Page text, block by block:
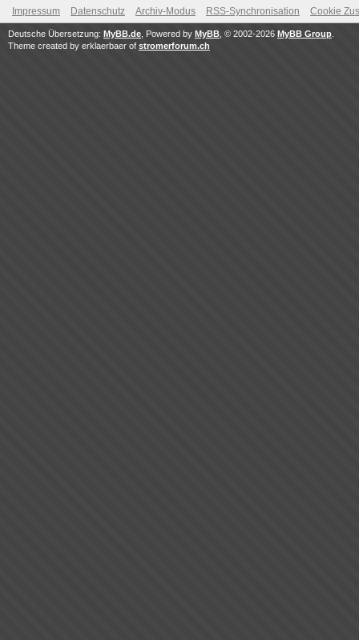
Impressum Datenschutz Archiv-Modus RSS-Synchronisation Cookie
Deutsche Übersetzung: MyBB.de , Powered by MyBB , © 2002-2026 MyBB Group
Theme created by erklaerbaer of stromerforum.ch